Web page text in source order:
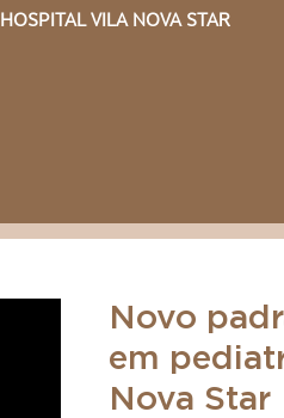
HOSPITAL VILA NOVA STAR
Novo
em
Nova Star